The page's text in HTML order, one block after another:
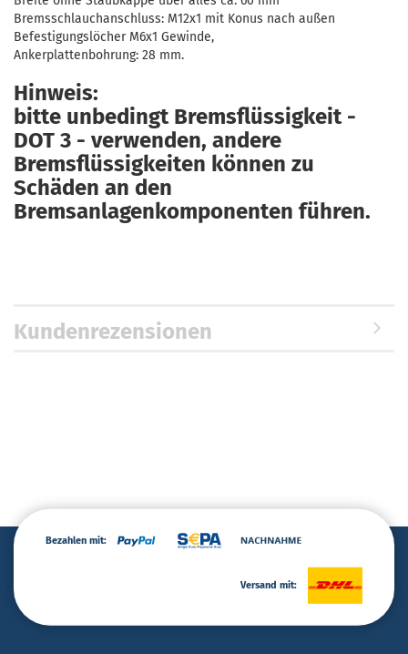
Bremsschlauchanschluss: M12x1 mit Konus nach außen
Befestigungslöcher M6x1 Gewinde,
Ankerplattenbohrung: 28 mm.
Hinweis:
bitte unbedingt Bremsflüssigkeit -
DOT 3 - verwenden, andere
Bremsflüssigkeiten können zu
Schäden an den
Bremsanlagenkomponenten führen.
Kundenrezensionen
Bezahlen mit:
Versand mit: